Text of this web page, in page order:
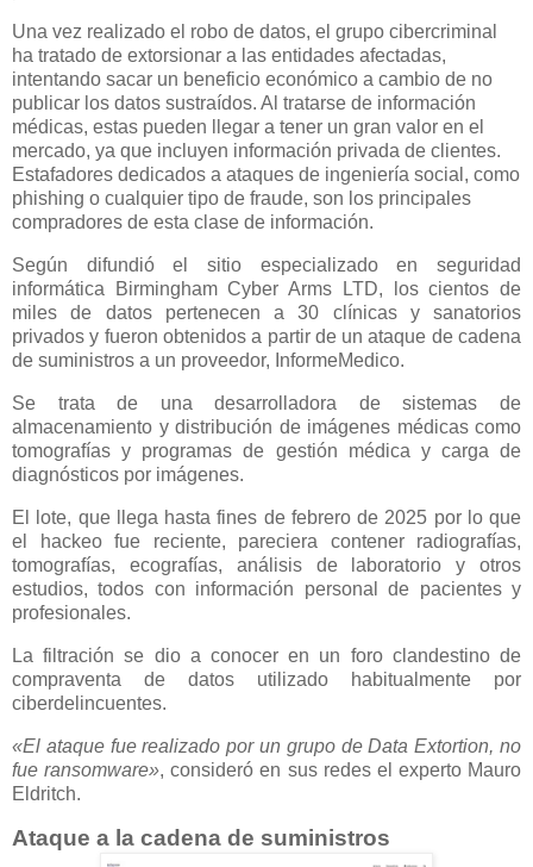
Una vez realizado el robo de datos, el grupo cibercriminal
ha tratado de extorsionar a las entidades afectadas,
intentando sacar un beneficio económico a cambio de no
publicar los datos sustraídos. Al tratarse de información
médicas, estas pueden llegar a tener un gran valor en el
mercado, ya que incluyen información privada de clientes.
Estafadores dedicados a ataques de ingeniería social, como
phishing o cualquier tipo de fraude, son los principales
compradores de esta clase de información.
Según difundió el sitio especializado en seguridad
informática Birmingham Cyber Arms LTD, los cientos de
miles de datos pertenecen a 30 clínicas y sanatorios
privados y fueron obtenidos a partir de un ataque de cadena
de suministros a un proveedor, InformeMedico.
Se trata de una desarrolladora de sistemas de
almacenamiento y distribución de imágenes médicas como
tomografías y programas de gestión médica y carga de
diagnósticos por imágenes.
El lote, que llega hasta fines de febrero de 2025 por lo que
el hackeo fue reciente, pareciera contener radiografías,
tomografías, ecografías, análisis de laboratorio y otros
estudios, todos con información personal de pacientes y
profesionales.
La filtración se dio a conocer en un foro clandestino de
compraventa de datos utilizado habitualmente por
ciberdelincuentes.
«El ataque fue realizado por un grupo de Data Extortion, no
fue ransomware», consideró en sus redes el experto Mauro
Eldritch.
Ataque a la cadena de suministros